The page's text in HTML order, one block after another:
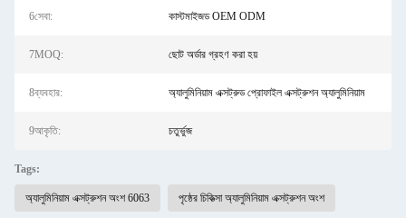
6সেবা: কাস্টমাইজড OEM ODM
7MOQ: ছোট অর্ডার গ্রহণ করা হয়
8ব্যবহার: অ্যালুমিনিয়াম এক্সট্রুড প্রোফাইল এক্সট্রুশন অ্যালুমিনিয়াম
9আকৃতি: চতুর্ভুজ
Tags:
অ্যালুমিনিয়াম এক্সট্রুশন অংশ 6063 পৃষ্ঠের চিকিত্সা অ্যালুমিনিয়াম এক্সট্রুশন অংশ